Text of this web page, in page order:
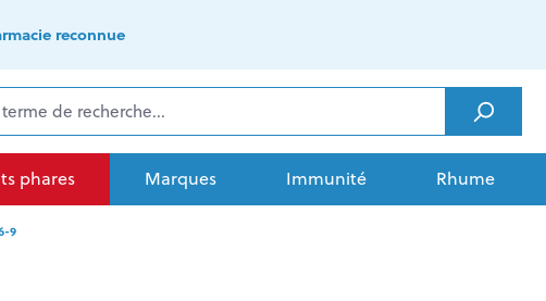
reconnue
phares Marques Immunité Rhume
9